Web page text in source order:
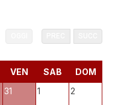
VEN SAB
DOM
31 1 2